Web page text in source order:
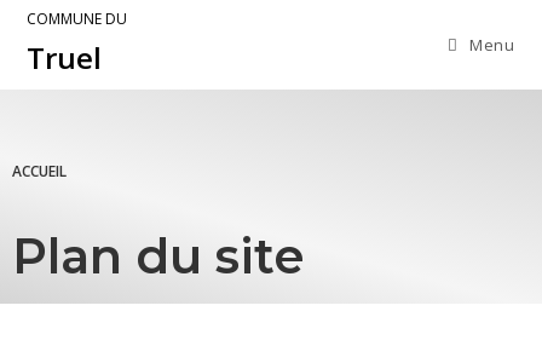
COMMUNE DU
Truel Menu
ACCUEIL
Plan du site